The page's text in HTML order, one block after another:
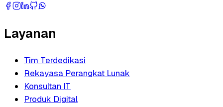
Layanan
Tim Terdedikasi
Rekayasa Perangkat Lunak
Konsultan IT
Produk Digital